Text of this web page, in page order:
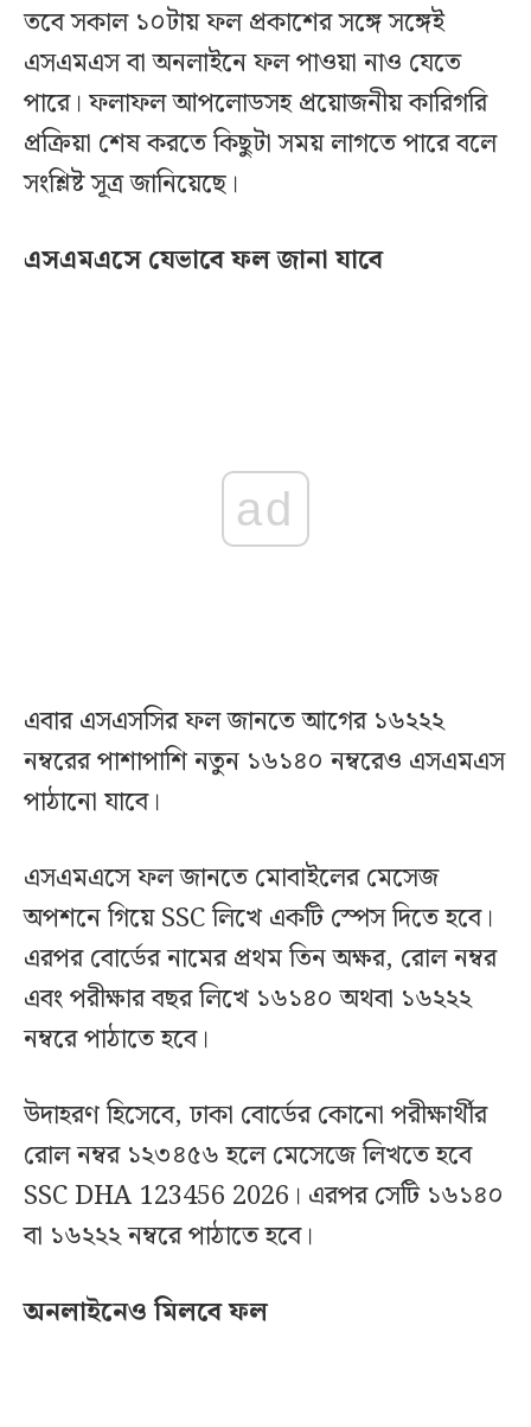
তবে সকাল ১০টায় ফল প্রকাশের সঙ্গে সঙ্গেই
এসএমএস বা অনলাইনে ফল পাওয়া নাও যেতে
পারে। ফলাফল আপলোডসহ প্রয়োজনীয় কারিগরি
প্রক্রিয়া শেষ করতে কিছুটা সময় লাগতে পারে বলে
সংশ্লিষ্ট সূত্র জানিয়েছে।
এসএমএসে যেভাবে ফল জানা যাবে
ad
এবার এসএসসির ফল জানতে আগের ১৬২২২
নম্বরের পাশাপাশি নতুন ১৬১৪০ নম্বরেও এসএমএস
পাঠানো যাবে।
এসএমএসে ফল জানতে মোবাইলের মেসেজ
অপশনে গিয়ে SSC লিখে একটি স্পেস দিতে হবে।
এরপর বোর্ডের নামের প্রথম তিন অক্ষর, রোল নম্বর
এবং পরীক্ষার বছর লিখে ১৬১৪০ অথবা ১৬২২২
নম্বরে পাঠাতে হবে।
উদাহরণ হিসেবে, ঢাকা বোর্ডের কোনো পরীক্ষার্থীর
রোল নম্বর ১২৩৪৫৬ হলে মেসেজে লিখতে হবে
SSC DHA 123456 2026। এরপর সেটি ১৬১৪০
বা ১৬২২২ নম্বরে পাঠাতে হবে।
অনলাইনেও মিলবে ফল